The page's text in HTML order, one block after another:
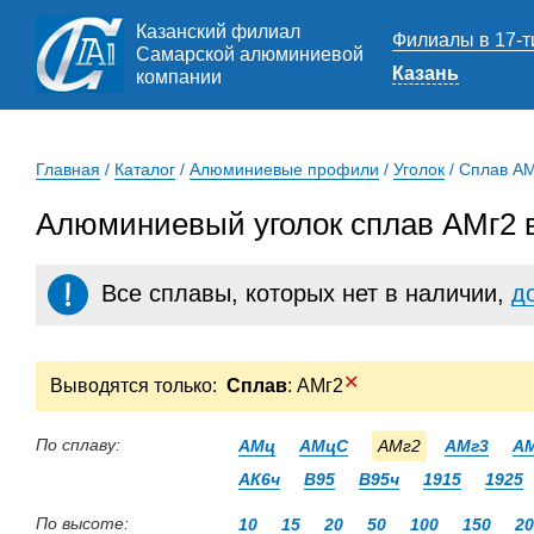
Казанский филиал
Самарской алюминиевой
компании
Филиалы в 17-
Казань
Главная / Каталог / Алюминиевые профили / Уголок / Сплав
Алюминиевый уголок сплав АМг2
Все сплавы, которых нет в наличии,
Выводятся только: Сплав: АМг2✕
По сплаву: АМц АМцС АМг2 АМг3
АК6ч
В95 В95ч 1915 1925
По высоте: 10 15 20 50 100 150